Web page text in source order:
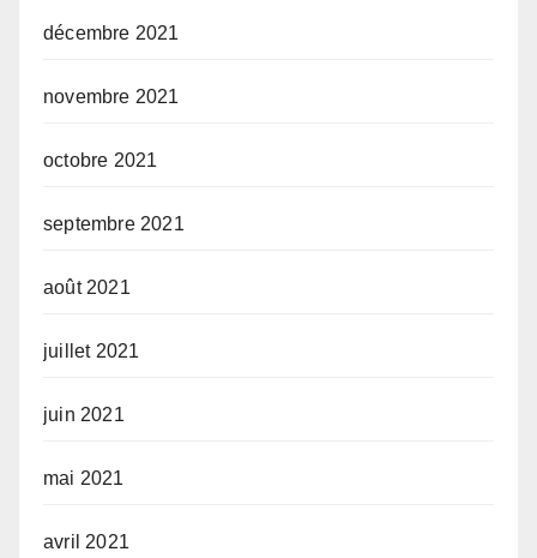
décembre 2021
novembre 2021
octobre 2021
septembre 2021
août 2021
juillet 2021
juin 2021
mai 2021
avril 2021